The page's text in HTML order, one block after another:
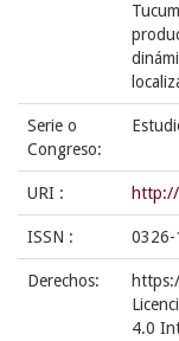
Serie o
Congreso:
URI :
ISSN : 0326-
Derechos:
4.0